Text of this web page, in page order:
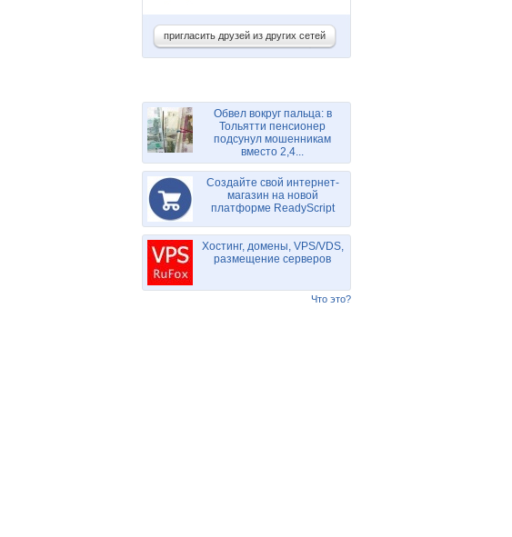
пригласить друзей из других сетей
Обвел вокруг пальца: в
Тольятти пенсионер
подсунул мошенникам
вместо 2,4...
Создайте свой интернет-
магазин на новой
платформе ReadyScript
Хостинг, домены, VPS/VDS,
размещение серверов
Что это?